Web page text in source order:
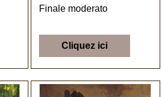
Finale moderato
Cliquez ici